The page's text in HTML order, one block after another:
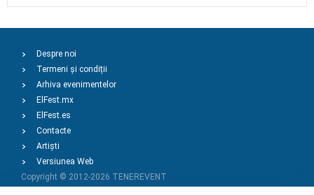
Despre noi
Termeni și condiții
Arhiva evenimentelor
ElFest.mx
ElFest.es
Contacte
Artiști
Versiunea Web
Copyright © 2012-2026 TENEREVENT